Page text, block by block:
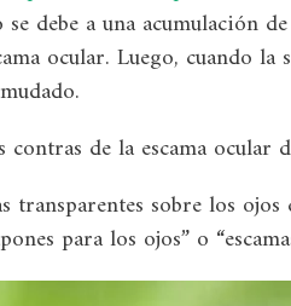
debe a una acumulación
ocular. Luego, cuando
de la escama ocular
transparentes sobre los
para los ojos” o